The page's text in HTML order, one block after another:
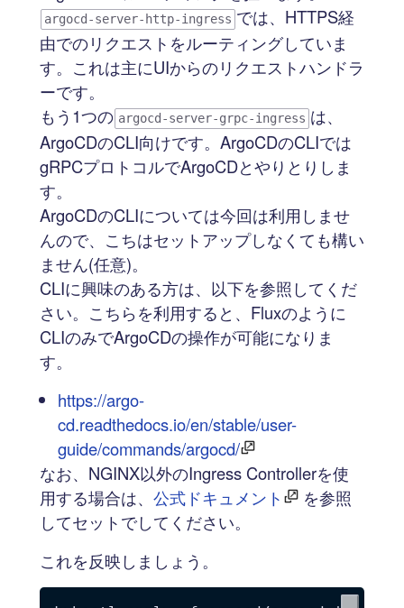
argocd-server-http-ingress では、HTTPS経
由でのリクエストをルーティングしていま
す。これは主にUIからのリクエストハンドラ
ーです。
もう1つの argocd-server-grpc-ingress は、
ArgoCDのCLI向けです。ArgoCDのCLIでは
gRPCプロトコルでArgoCDとやりとりしま
す。
ArgoCDのCLIについては今回は利用しませ
んので、こちはセットアップしなくても構い
ません(任意)。
CLIに興味のある方は、以下を参照してくだ
さい。こちらを利用すると、Fluxのように
CLIのみでArgoCDの操作が可能になりま
す。
https://argo-
cd.readthedocs.io/en/stable/user-
guide/commands/argocd/
なお、NGINX以外のIngress Controllerを使
用する場合は、 公式ドキュメント
を参照
してセットでしてください。
これを反映しましょう。